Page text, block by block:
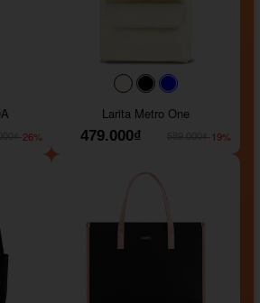
-26%
#faf0e6#000000
Larita Metro One
479.000₫
-19%